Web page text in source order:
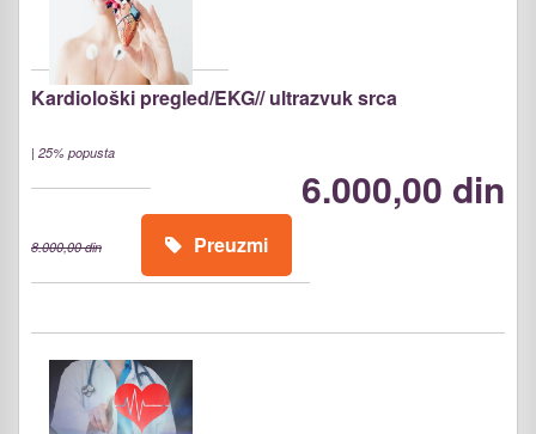
Kardiološki pregled/EKG// ultrazvuk srca
| 25% popusta
6.000,00 din
8.000,00 din Preuzmi